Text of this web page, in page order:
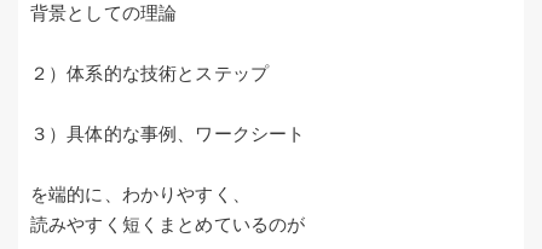
背景としての理論
２）体系的な技術とステップ
３）具体的な事例、ワークシート
を端的に、わかりやすく、
読みやすく短くまとめているのが